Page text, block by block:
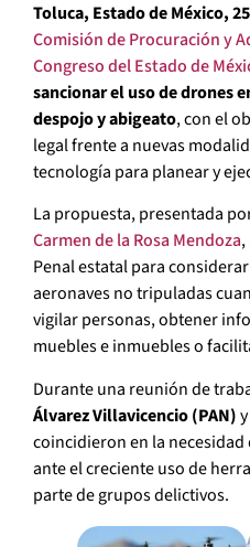
Toluca, Estado de México,
Comisión de Procuración y
Congreso del Estado de
sancionar el uso de drones
despojo y abigeato, con el
legal frente a nuevas
tecnología para planear y
La propuesta, presentada
Carmen de la Rosa Mendoza
Penal estatal para
aeronaves no tripuladas
vigilar personas, obtener
muebles e inmuebles o
Durante una reunión de
Álvarez Villavicencio (PAN)y
coincidieron en la
ante el creciente uso de
parte de grupos delictivos.